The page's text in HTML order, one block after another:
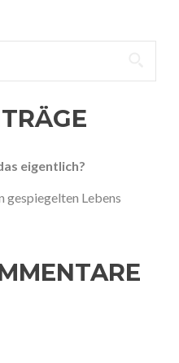
eigentlich?
gespiegelten Lebens